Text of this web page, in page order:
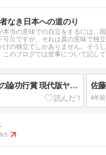
なき日本への道のり
本当の意味での自立をするには、
可欠ですが、それは真の意味で独
けの独立でしかありません。そう
このブログでは世事について記し
ウクライナ戦争後の論功行賞 現代版ヤルタ会談で日本の存在感を示せ
4年前
5